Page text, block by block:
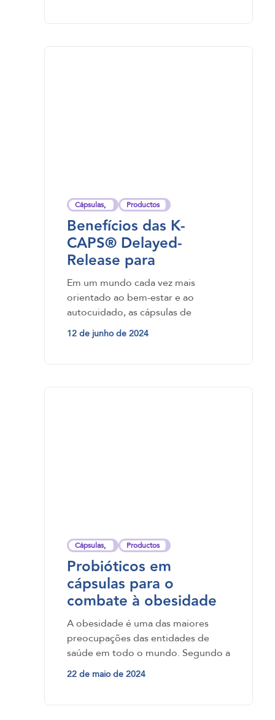
Cápsulas, Productos
Benefícios das K-
CAPS® Delayed-
Release para
probióticos e enzimas
Em um mundo cada vez mais
orientado ao bem-estar e ao
autocuidado, as cápsulas de
liberação retardada destacam-se
como uma…
12 de junho de 2024
Cápsulas, Productos
Probióticos em
cápsulas para o
combate à obesidade
A obesidade é uma das maiores
preocupações das entidades de
saúde em todo o mundo. Segundo a
Organização Mundial da Saúde
22 de maio de 2024